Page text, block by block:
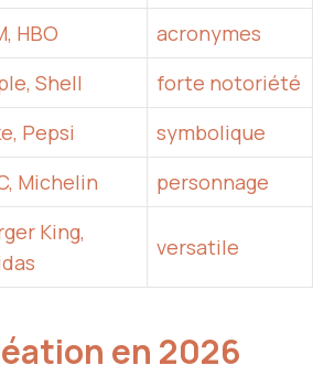
HBO
acronymes
Shell
forte notoriété
Pepsi
symbolique
Michelin personnage
King,
versatile
en 2026